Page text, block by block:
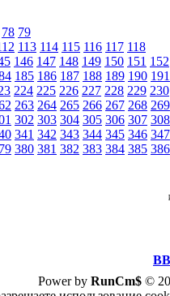
78 79
113 114 115 116 117 118
146 147 148 149 150 151 152
185 186 187 188 189 190 191
224 225 226 227 228 229 230
263 264 265 266 267 268 269
302 303 304 305 306 307 308
341 342 343 344 345 346 347
380 381 382 383 384 385 386
Power by RunCm$ ©